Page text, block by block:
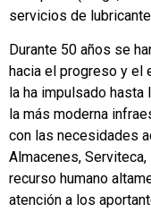
servicios de
Durante 50 años se
hacia el progreso y el
la ha impulsado
la más moderna
con las necesidades
Almacenes,
recurso humano
atención a los